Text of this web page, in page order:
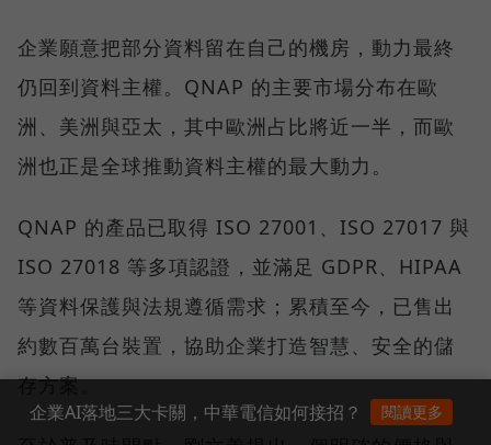
企業願意把部分資料留在自己的機房，動力最終
仍回到資料主權。QNAP 的主要市場分布在歐
洲、美洲與亞太，其中歐洲占比將近一半，而歐
洲也正是全球推動資料主權的最大動力。
QNAP 的產品已取得 ISO 27001、ISO 27017 與
ISO 27018 等多項認證，並滿足 GDPR、HIPAA
等資料保護與法規遵循需求；累積至今，已售出
約數百萬台裝置，協助企業打造智慧、安全的儲
存方案。
企業AI落地三大卡關，中華電信如何接招？ 閱讀更多